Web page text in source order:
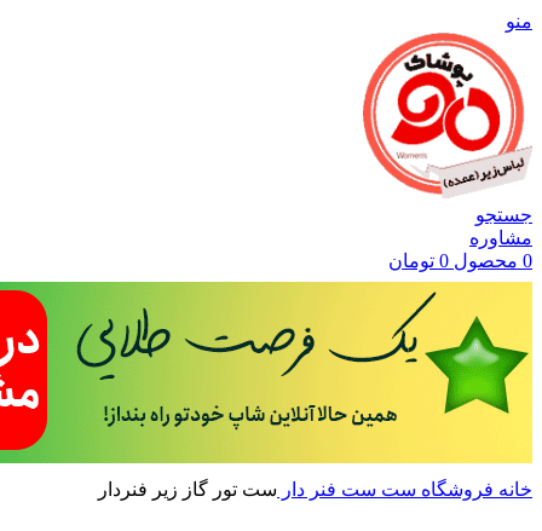
منو
جستجو
مشاوره
0 محصول 0 تومان
خانه فروشگاه ست ست فنر دار ست تور گاز زیر فنردار